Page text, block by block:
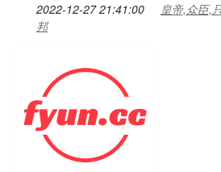
2022-12-27 21:41:00
皇帝,众臣,
邦